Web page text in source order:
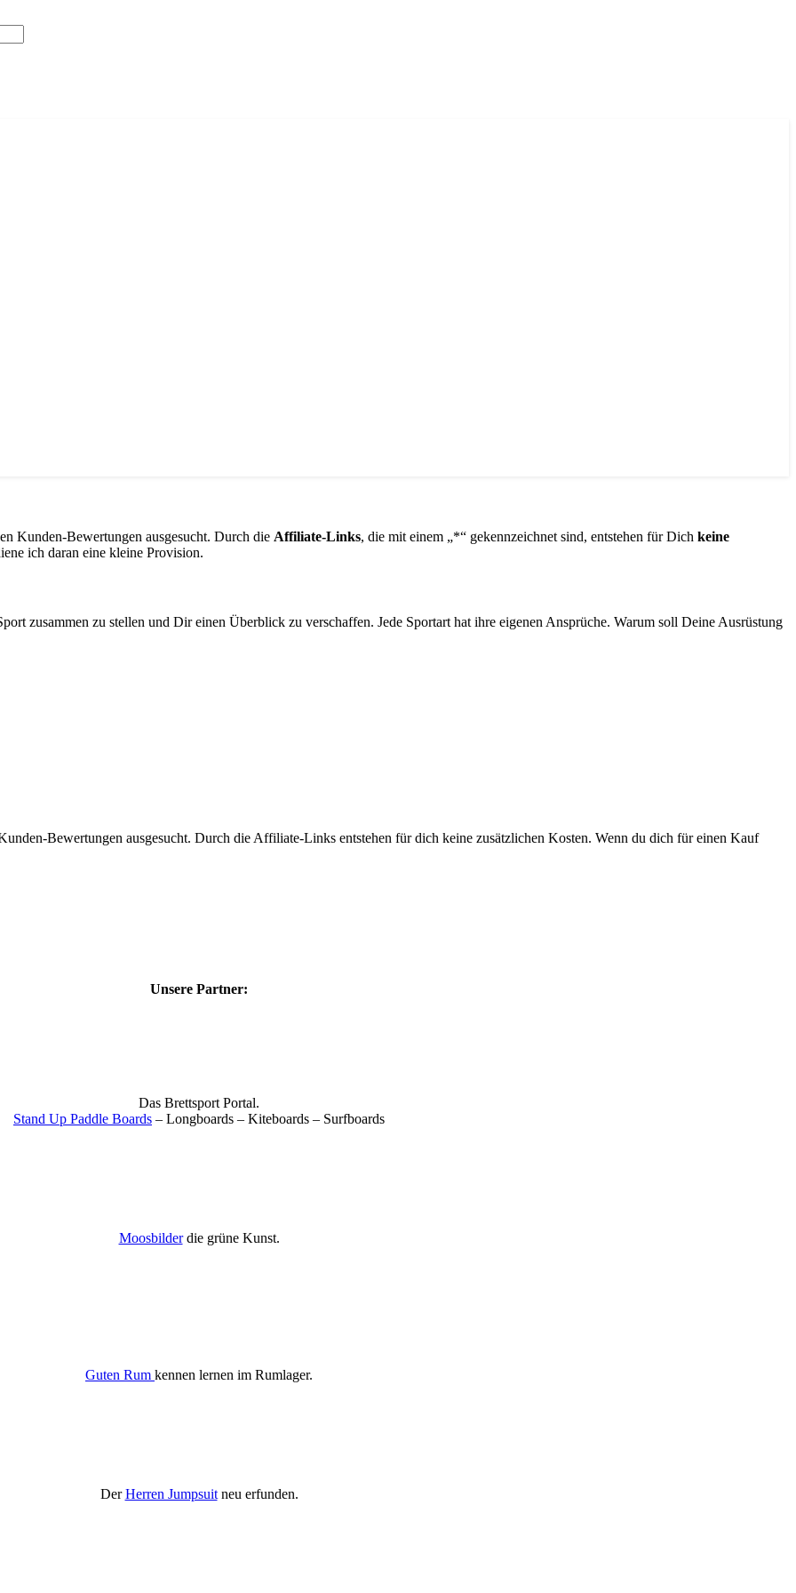
Kunden-Bewertungen ausgesucht. Durch die Affiliate-Links, die mit einem „*“ gekennzeichnet sind, entstehen für Dich keine
ich daran eine kleine Provision.
zusammen zu stellen und Dir einen Überblick zu verschaffen. Jede Sportart hat ihre eigenen Ansprüche. Warum soll Deine Ausrüstung
Bewertungen ausgesucht. Durch die Affiliate-Links entstehen für dich keine zusätzlichen Kosten. Wenn du dich für einen Kauf
Unsere Partner:
Das Brettsport Portal.
Stand Up Paddle Boards – Longboards – Kiteboards – Surfboards
Moosbilderdie grüne Kunst.
Guten Rum kennen lernen im Rumlager.
DerHerren Jumpsuitneu erfunden.